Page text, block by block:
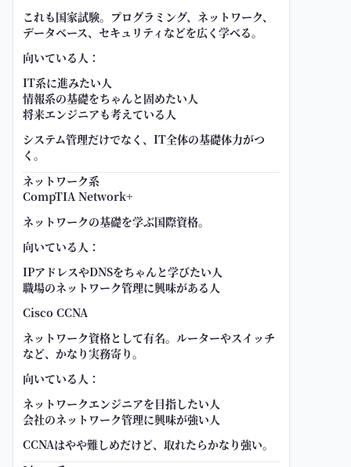
これも国家試験。プログラミング、ネットワーク、
データベース、セキュリティなどを広く学べる。
向いている人：
IT系に進みたい人
情報系の基礎をちゃんと固めたい人
将来エンジニアも考えている人
システム管理だけでなく、IT全体の基礎体力がつ
く。
ネットワーク系
CompTIA Network+
ネットワークの基礎を学ぶ国際資格。
向いている人：
IPアドレスやDNSをちゃんと学びたい人
職場のネットワーク管理に興味がある人
Cisco CCNA
ネットワーク資格として有名。ルーターやスイッチ
など、かなり実務寄り。
向いている人：
ネットワークエンジニアを目指したい人
会社のネットワーク管理に興味が強い人
CCNAはやや難しめだけど、取れたらかなり強い。